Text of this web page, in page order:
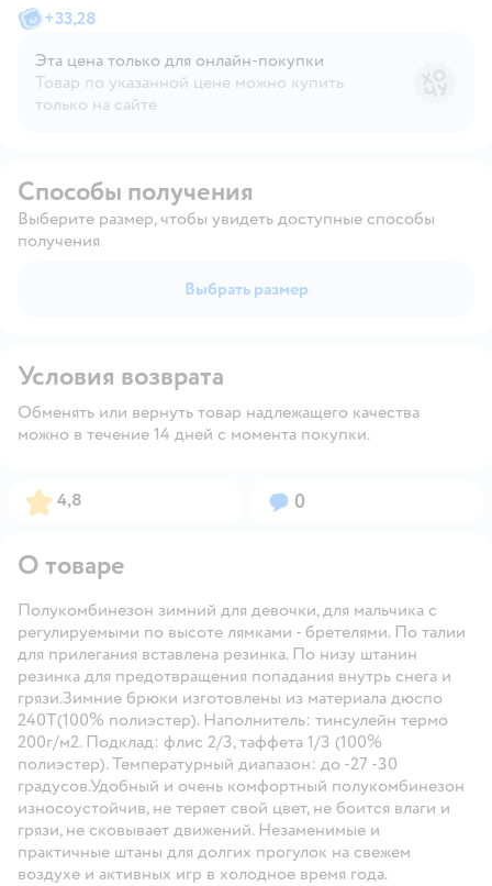
+33,28
Эта цена только для онлайн‑покупки
Товар по указанной цене можно купить
только на сайте
Способы получения
Выберите размер, чтобы увидеть доступные способы
получения
Выбрать размер
Условия возврата
Обменять или вернуть товар надлежащего качества
можно в течение 14 дней с момента покупки.
Рейтинг:
4,8 Вопросов:
0
О товаре
Полукомбинезон зимний для девочки, для мальчика с
регулируемыми по высоте лямками - бретелями. По талии
для прилегания вставлена резинка. По низу штанин
резинка для предотвращения попадания внутрь снега и
грязи.Зимние брюки изготовлены из материала дюспо
240Т(100% полиэстер). Наполнитель: тинсулейн термо
200г/м2. Подклад: флис 2/3, таффета 1/3 (100%
полиэстер). Температурный диапазон: до -27 -30
градусов.Удобный и очень комфортный полукомбинезон
износоустойчив, не теряет свой цвет, не боится влаги и
грязи, не сковывает движений. Незаменимые и
практичные штаны для долгих прогулок на свежем
воздухе и активных игр в холодное время года.